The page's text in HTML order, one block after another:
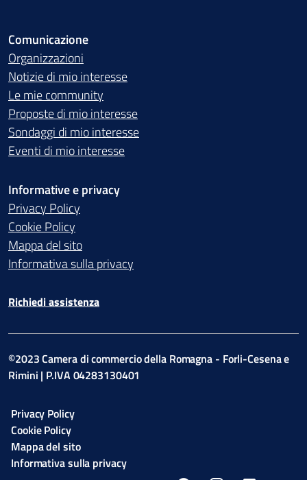
Comunicazione
Organizzazioni
Notizie di mio interesse
Le mie community
Proposte di mio interesse
Sondaggi di mio interesse
Eventi di mio interesse
Informative e privacy
Privacy Policy
Cookie Policy
Mappa del sito
Informativa sulla privacy
Richiedi assistenza
©2023 Camera di commercio della Romagna - Forli-Cesena e
Rimini | P.IVA 04283130401
Privacy Policy
Cookie Policy
Mappa del sito
Informativa sulla privacy